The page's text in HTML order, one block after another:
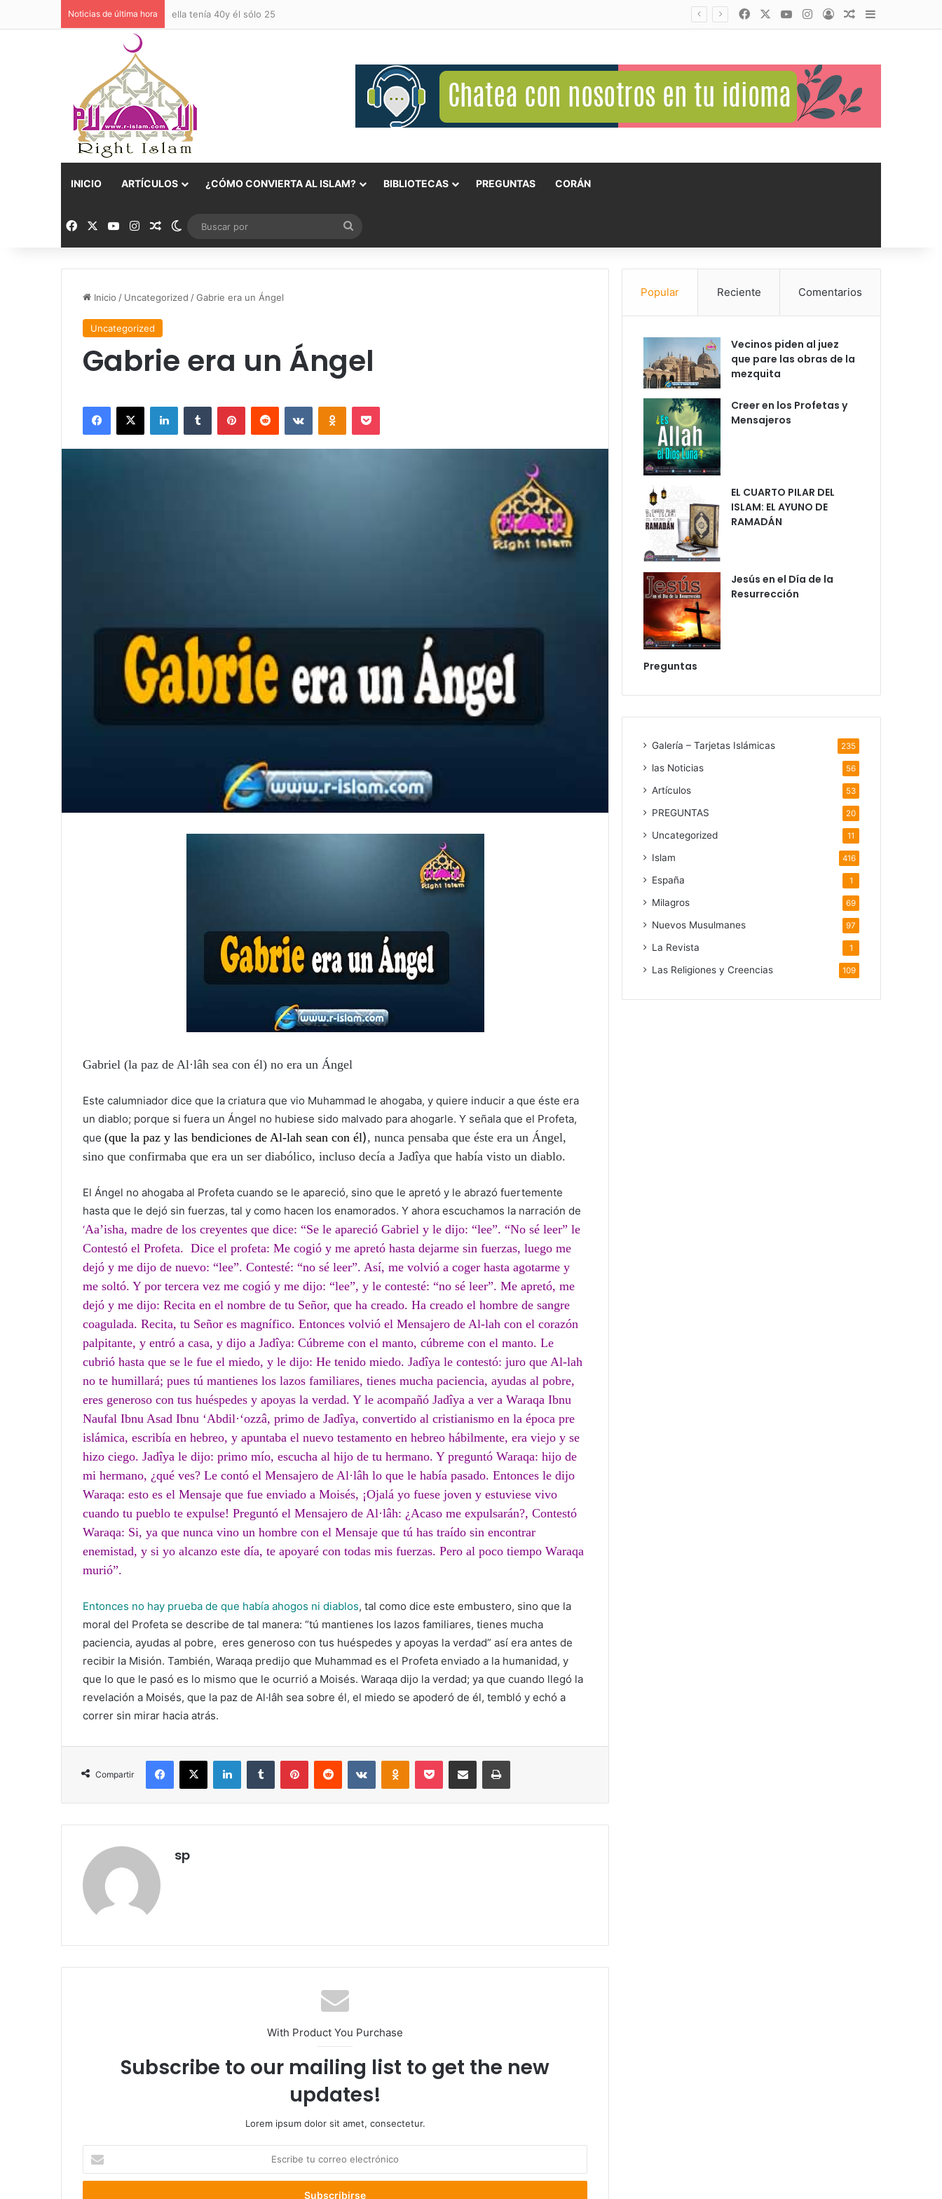
Noticias de última hora ella tenía 40y él sólo 25 Facebook YouTubeInstagramAccesoPublicación al
INICIO ARTÍCULOS ¿CÓMO CONVIERTA AL ISLAM? BIBLIOTECAS PREGUNTAS CORÁN
Facebook YouTubeInstagramPublicación al azar
Switch skin
por
Inicio / Uncategorized /Gabrie era un Ángel
Uncategorized
Gabrie era un Ángel
Gabriel (la paz de Al·lâh sea con él) no era un Ángel
Este calumniador dice que la criatura que vio Muhammad le ahogaba, y quiere inducir a que éste era
un diablo; porque si fuera un Ángel no hubiese sido malvado para ahogarle. Y señala que el Profeta,
que (que la paz y las bendiciones de Al-lah sean con él), nunca pensaba que éste era un Ángel,
sino que confirmaba que era un ser diabólico, incluso decía a Jadîya que había visto un diablo.
El Ángel no ahogaba al Profeta cuando se le apareció, sino que le apretó y le abrazó fuertemente
hasta que le dejó sin fuerzas, tal y como hacen los enamorados. Y ahora escuchamos la narración de
‘Aa’isha, madre de los creyentes que dice: “Se le apareció Gabriel y le dijo: “lee”. “No sé leer” le
Contestó el Profeta. Dice el profeta: Me cogió y me apretó hasta dejarme sin fuerzas, luego me
dejó y me dijo de nuevo: “lee”. Contesté: “no sé leer”. Así, me volvió a coger hasta agotarme y
me soltó. Y por tercera vez me cogió y me dijo: “lee”, y le contesté: “no sé leer”. Me apretó, me
dejó y me dijo: Recita en el nombre de tu Señor, que ha creado. Ha creado el hombre de sangre
coagulada. Recita, tu Señor es magnífico. Entonces volvió el Mensajero de Al-lah con el corazón
palpitante, y entró a casa, y dijo a Jadîya: Cúbreme con el manto, cúbreme con el manto. Le
cubrió hasta que se le fue el miedo, y le dijo: He tenido miedo. Jadîya le contestó: juro que Al-lah
no te humillará; pues tú mantienes los lazos familiares, tienes mucha paciencia, ayudas al pobre,
eres generoso con tus huéspedes y apoyas la verdad. Y le acompañó Jadîya a ver a Waraqa Ibnu
Naufal Ibnu Asad Ibnu ‘Abdil·‘ozzâ, primo de Jadîya, convertido al cristianismo en la época pre
islámica, escribía en hebreo, y apuntaba el nuevo testamento en hebreo hábilmente, era viejo y se
hizo ciego. Jadîya le dijo: primo mío, escucha al hijo de tu hermano. Y preguntó Waraqa: hijo de
mi hermano, ¿qué ves? Le contó el Mensajero de Al·lâh lo que le había pasado. Entonces le dijo
Waraqa: esto es el Mensaje que fue enviado a Moisés, ¡Ojalá yo fuese joven y estuviese vivo
cuando tu pueblo te expulse! Preguntó el Mensajero de Al·lâh: ¿Acaso me expulsarán?, Contestó
Waraqa: Si, ya que nunca vino un hombre con el Mensaje que tú has traído sin encontrar
enemistad, y si yo alcanzo este día, te apoyaré con todas mis fuerzas. Pero al poco tiempo Waraqa
murió”.
Entonces no hay prueba de que había ahogos ni diablos, tal como dice este embustero, sino que la
moral del Profeta se describe de tal manera: “tú mantienes los lazos familiares, tienes mucha
paciencia, ayudas al pobre, eres generoso con tus huéspedes y apoyas la verdad” así era antes de
recibir la Misión. También, Waraqa predijo que Muhammad es el Profeta enviado a la humanidad, y
que lo que le pasó es lo mismo que le ocurrió a Moisés. Waraqa dijo la verdad; ya que cuando llegó la
revelación a Moisés, que la paz de Al·lâh sea sobre él, el miedo se apoderó de él, tembló y echó a
correr sin mirar hacia atrás.
Compartir
sp
With Product You Purchase
Subscribe to our mailing list to get the new
updates!
Lorem ipsum dolor sit amet, consectetur.
c
Popular Reciente Comentarios
Vecinos piden al juez
que pare las obras de la
mezquita
Creer en los Profetas y
Mensajeros
EL CUARTO PILAR DEL
ISLAM: EL AYUNO DE
RAMADÁN
Jesús en el Día de la
Resurrección
Preguntas
Galería – Tarjetas Islámicas 235
las Noticias 56
Artículos 53
PREGUNTAS 20
Uncategorized 11
Islam 416
España 1
Milagros 69
Nuevos Musulmanes 97
La Revista 1
Las Religiones y Creencias 109